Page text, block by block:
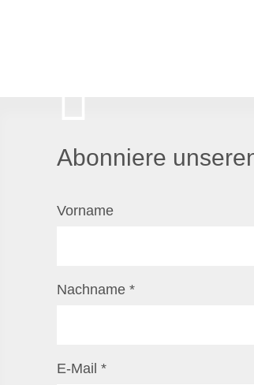
Abonniere
Vorname
Nachname *
E-Mail *